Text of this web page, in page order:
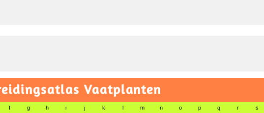
Vaatplanten
f g h i j k l m n o p q r s